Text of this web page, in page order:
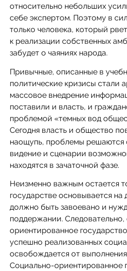
относительно небольших
себе экспертом. Поэтому в
только человека, который
к реализации собственных
забудет о чаяниях народа.
Привычные, описанные в
политические кризисы стали
массовое внедрение
поставили и власть, и
проблемой «темных вод
Сегодня власть и общество
наощупь, проблемы решаются
видение и сценарии
находятся в зачаточной фазе.
Неизменно важным остается
государстве основывается
должно быть завоевано и
поддержании. Следовательно,
ориентированное
успешно реализованных
освобождается от выполнения
Социально-ориентированное